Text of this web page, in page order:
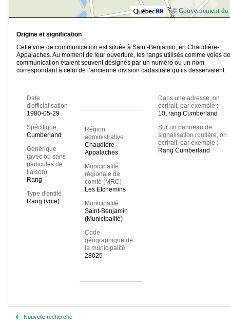
© Gouvernement du
Origine et signification
Cette voie de communication est située à Saint-Benjamin, en Chaudière-
Appalaches. Au moment de leur ouverture, les rangs utilisés comme voies de
communication étaient souvent désignés par un numéro ou un nom
correspondant à celui de l’ancienne division cadastrale qu’ils desservaient.
Date
d'officialisation
1980-05-29
Spécifique
Cumberland
Générique
(avec ou sans
particules de
liaison)
Rang
Type d'entité
Rang (voie)
Région
administrative
Chaudière-
Appalaches
Municipalité
régionale de
comté (MRC)
Les Etchemins
Municipalité
Saint-Benjamin
(Municipalité)
Code
géographique de
la municipalité
28025
Dans une adresse, on
écrirait, par exemple :
10, rang Cumberland
Sur un panneau de
signalisation routière, on
écrirait, par exemple :
Rang Cumberland
Nouvelle recherche